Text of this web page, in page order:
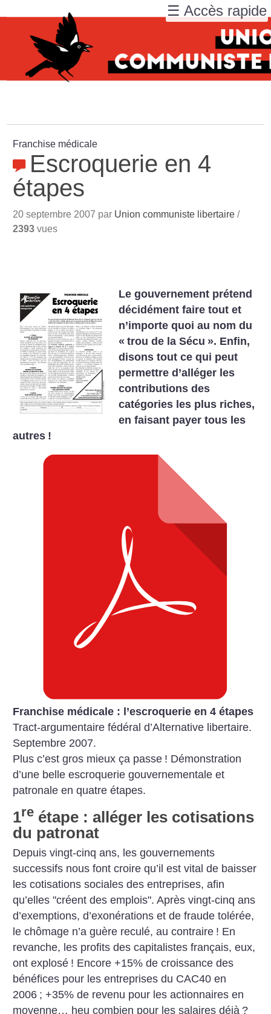
Franchise médicale
Escroquerie en 4
étapes
20 septembre 2007 par Union communiste libertaire /
2393 vues
Le gouvernement prétend
décidément faire tout et
n’importe quoi au nom du
« trou de la Sécu ». Enfin,
disons tout ce qui peut
permettre d’alléger les
contributions des
catégories les plus riches,
en faisant payer tous les
autres !
Franchise médicale : l’escroquerie en 4 étapes
Tract-argumentaire fédéral d’Alternative libertaire.
Septembre 2007.
Plus c’est gros mieux ça passe ! Démonstration
d’une belle escroquerie gouvernementale et
patronale en quatre étapes.
1re étape : alléger les cotisations
du patronat
Depuis vingt-cinq ans, les gouvernements
successifs nous font croire qu’il est vital de baisser
les cotisations sociales des entreprises, afin
qu’elles "créent des emplois". Après vingt-cinq ans
d’exemptions, d’exonérations et de fraude tolérée,
le chômage n’a guère reculé, au contraire ! En
revanche, les profits des capitalistes français, eux,
ont explosé ! Encore +15% de croissance des
bénéfices pour les entreprises du CAC40 en
2006 ; +35% de revenu pour les actionnaires en
moyenne… heu combien pour les salaires déjà ?
☰ Accès rapide